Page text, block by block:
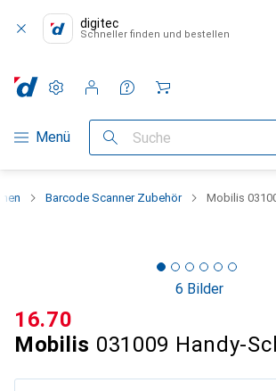
digitec
Schneller finden und bestellen
Navigation nach Kategorien
Menü Suche
Einstellungen
Kundenkonto
Vergleichslisten
Merklisten
Warenkorb
Barcode Scanner Zubehör Mobilis
6 Bilder
Mobilis 031009 Handy-
CHF
16.70